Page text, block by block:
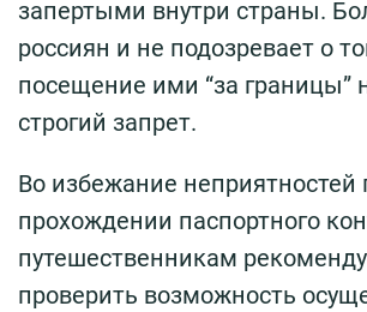
запертыми внутри страны.
россиян и не подозревает о
посещение ими “за границы”
строгий запрет.
Во избежание неприятностей
прохождении паспортного
путешественникам
проверить возможность